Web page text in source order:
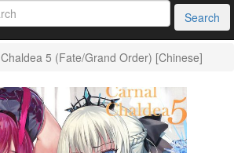
Search
5 (Fate/Grand Order) [Chinese]